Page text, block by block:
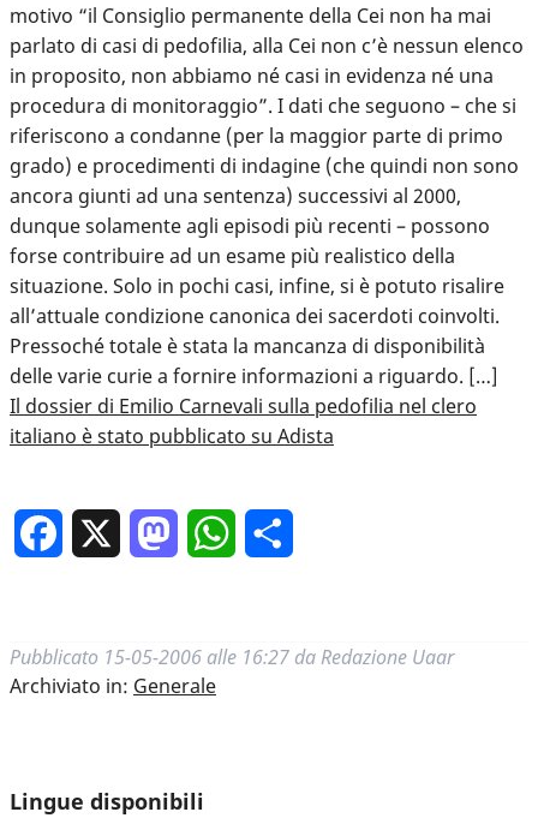
motivo “il Consiglio permanente della Cei non ha mai
parlato di casi di pedofilia, alla Cei non c’è nessun elenco
in proposito, non abbiamo né casi in evidenza né una
procedura di monitoraggio”. I dati che seguono – che si
riferiscono a condanne (per la maggior parte di primo
grado) e procedimenti di indagine (che quindi non sono
ancora giunti ad una sentenza) successivi al 2000,
dunque solamente agli episodi più recenti – possono
forse contribuire ad un esame più realistico della
situazione. Solo in pochi casi, infine, si è potuto risalire
all’attuale condizione canonica dei sacerdoti coinvolti.
Pressoché totale è stata la mancanza di disponibilità
delle varie curie a fornire informazioni a riguardo. […]
Il dossier di Emilio Carnevali sulla pedofilia nel clero
italiano è stato pubblicato su Adista
Facebook MastodonWhatsApp
Pubblicato 15-05-2006 alle 16:27 da Redazione Uaar
Archiviato in: Generale
Lingue disponibili